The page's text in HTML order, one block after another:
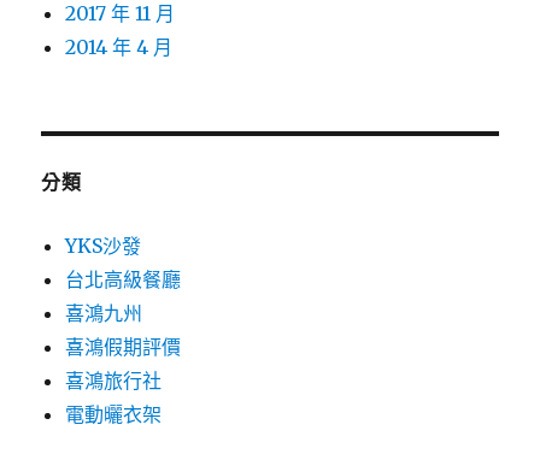
2017 年 11 月
2014 年 4 月
分類
YKS沙發
台北高級餐廳
喜鴻九州
喜鴻假期評價
喜鴻旅行社
電動曬衣架